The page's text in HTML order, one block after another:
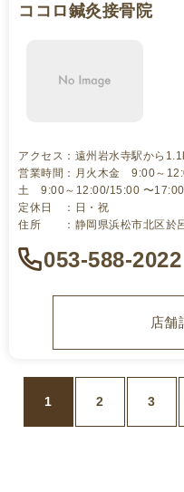
ココロ鍼灸接骨院
アクセス：遠州岩水寺駅から
営業時間：月火木金 9:00～
土 9:00～12:00/15:00 〜17:00
定休日 ：日・祝
住所 ：静岡県浜松市北区於
053-588-2022
店舗
1 2 3